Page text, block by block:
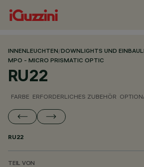
INNENLEUCHTEN/DOWNLIGHTS UND
MPO - MICRO PRISMATIC OPTIC
RU22
FARBE ERFORDERLICHES ZUBEHÖR
RU22
TEIL VON